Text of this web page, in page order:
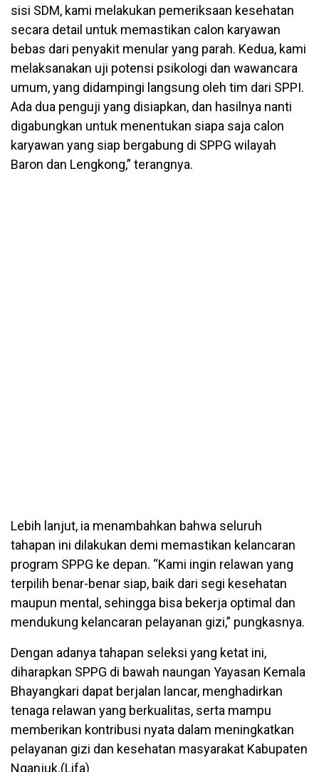
sisi SDM, kami melakukan pemeriksaan kesehatan
secara detail untuk memastikan calon karyawan
bebas dari penyakit menular yang parah. Kedua, kami
melaksanakan uji potensi psikologi dan wawancara
umum, yang didampingi langsung oleh tim dari SPPI.
Ada dua penguji yang disiapkan, dan hasilnya nanti
digabungkan untuk menentukan siapa saja calon
karyawan yang siap bergabung di SPPG wilayah
Baron dan Lengkong,” terangnya.
Lebih lanjut, ia menambahkan bahwa seluruh
tahapan ini dilakukan demi memastikan kelancaran
program SPPG ke depan. “Kami ingin relawan yang
terpilih benar-benar siap, baik dari segi kesehatan
maupun mental, sehingga bisa bekerja optimal dan
mendukung kelancaran pelayanan gizi,” pungkasnya.
Dengan adanya tahapan seleksi yang ketat ini,
diharapkan SPPG di bawah naungan Yayasan Kemala
Bhayangkari dapat berjalan lancar, menghadirkan
tenaga relawan yang berkualitas, serta mampu
memberikan kontribusi nyata dalam meningkatkan
pelayanan gizi dan kesehatan masyarakat Kabupaten
Nganjuk.(Lifa)